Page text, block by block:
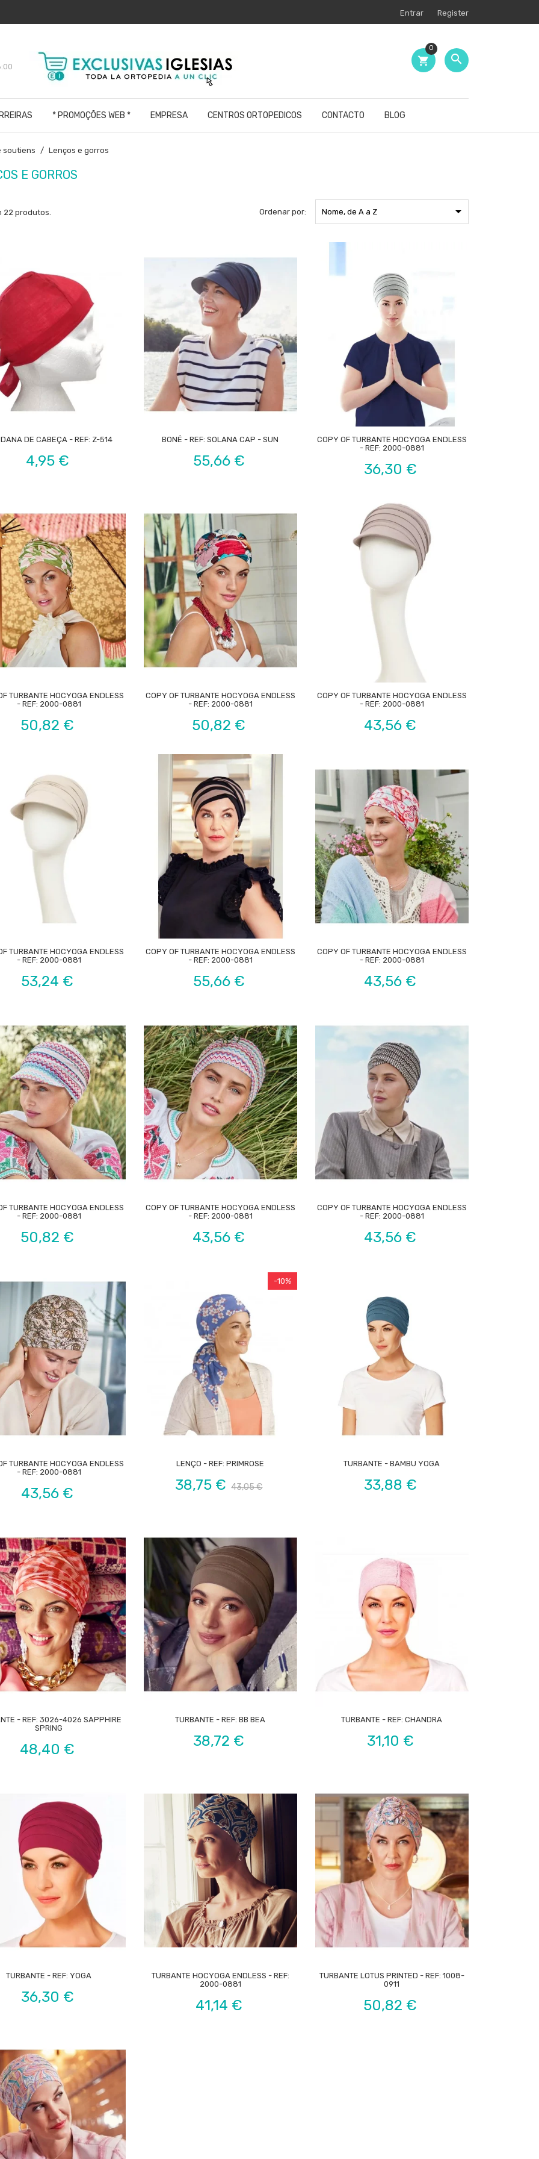
Entrar Register

shopping_cart
0
* PROMOÇÕES WEB * EMPRESA CENTROS ORTOPEDICOS CONTACTO BLOG
soutiens Lenços e gorros
E GORROS
22 produtos. Ordenar por: Nome, de A a Z 

DE CABEÇA - REF: Z-514
Preço
4,95 €

BONÉ - REF: SOLANA CAP - SUN
Preço
55,66 €

COPY OF TURBANTE HOCYOGA ENDLESS
- REF: 2000-0881
Preço
36,30 €

TURBANTE HOCYOGA ENDLESS
- REF: 2000-0881
Preço
50,82 €

COPY OF TURBANTE HOCYOGA ENDLESS
- REF: 2000-0881
Preço
50,82 €

COPY OF TURBANTE HOCYOGA ENDLESS
- REF: 2000-0881
Preço
43,56 €

TURBANTE HOCYOGA ENDLESS
- REF: 2000-0881
Preço
53,24 €

COPY OF TURBANTE HOCYOGA ENDLESS
- REF: 2000-0881
Preço
55,66 €

COPY OF TURBANTE HOCYOGA ENDLESS
- REF: 2000-0881
Preço
43,56 €

TURBANTE HOCYOGA ENDLESS
- REF: 2000-0881
Preço
50,82 €

COPY OF TURBANTE HOCYOGA ENDLESS
- REF: 2000-0881
Preço
43,56 €

COPY OF TURBANTE HOCYOGA ENDLESS
- REF: 2000-0881
Preço
43,56 €

TURBANTE HOCYOGA ENDLESS
- REF: 2000-0881
Preço
43,56 €
-10%

LENÇO - REF: PRIMROSE
Preço
38,75 €
normal
43,05 €

TURBANTE - BAMBU YOGA
Preço
33,88 €

- REF: 3026-4026 SAPPHIRE
SPRING
Preço
48,40 €

TURBANTE - REF: BB BEA
Preço
38,72 €

TURBANTE - REF: CHANDRA
Preço
31,10 €

TURBANTE - REF: YOGA
Preço
36,30 €

TURBANTE HOCYOGA ENDLESS - REF:
2000-0881
Preço
41,14 €

TURBANTE LOTUS PRINTED - REF: 1008-
0911
Preço
50,82 €